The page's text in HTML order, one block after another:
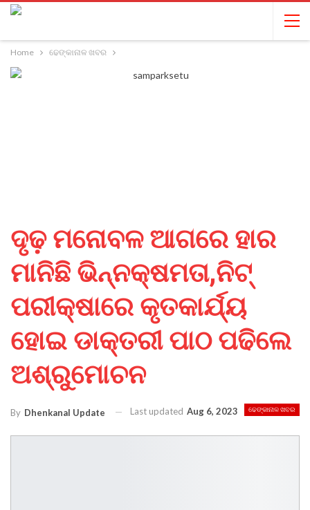
Home ଢେଙ୍କାନାଳ ଖବର
ଦୃଢ଼ ମନୋବଳ ଆଗରେ ହାର
ମାନିଛି ଭିନ୍ନକ୍ଷମତା,ନିଟ୍
ପରୀକ୍ଷାରେ କୃତକାର୍ଯ୍ୟ
ହୋଇ ଡାକ୍ତରୀ ପାଠ ପଢିଲେ
ଅଶ୍ରୁମୋଚନ
ଢେଙ୍କାନାଳ ଖବର
By Dhenkanal Update Last updated Aug 6, 2023